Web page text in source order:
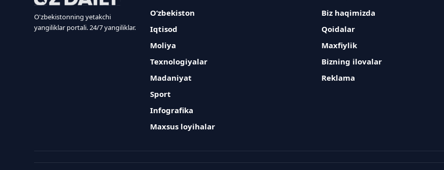
O'zbekistonning yetakchi
yangiliklar portali. 24/7 yangiliklar.
O‘zbekiston
Iqtisod
Moliya
Texnologiyalar
Madaniyat
Sport
Infografika
Maxsus loyihalar
Biz haqimizda
Qoidalar
Maxfiylik
Bizning ilovalar
Reklama